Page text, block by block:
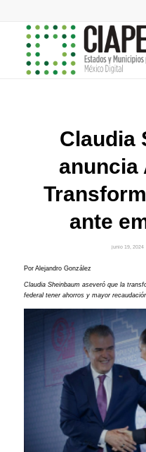
Claudia
anuncia
ante
junio 19, 2024
Por Alejandro González
Claudia Sheinbaum aseveró que la
federal tener ahorros y mayor